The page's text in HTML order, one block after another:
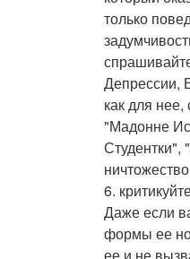
только
Депрессии,
как для
"Мадонне
Студентки",
6.
Даже если
формы ее